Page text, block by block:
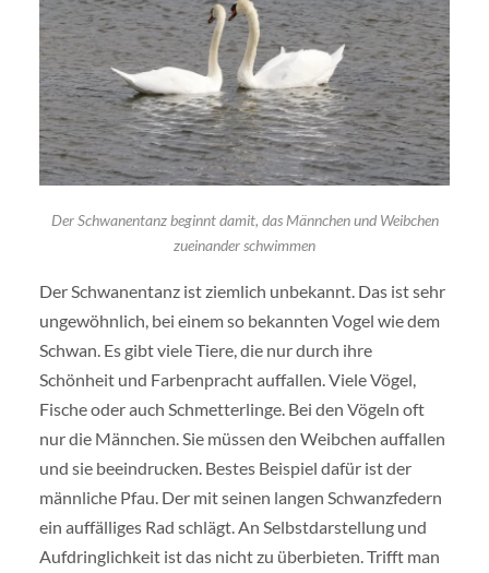
Der Schwanentanz beginnt damit, das Männchen und Weibchen
zueinander schwimmen
Der Schwanentanz ist ziemlich unbekannt. Das ist sehr
ungewöhnlich, bei einem so bekannten Vogel wie dem
Schwan. Es gibt viele Tiere, die nur durch ihre
Schönheit und Farbenpracht auffallen. Viele Vögel,
Fische oder auch Schmetterlinge. Bei den Vögeln oft
nur die Männchen. Sie müssen den Weibchen auffallen
und sie beeindrucken. Bestes Beispiel dafür ist der
männliche Pfau. Der mit seinen langen Schwanzfedern
ein auffälliges Rad schlägt. An Selbstdarstellung und
Aufdringlichkeit ist das nicht zu überbieten. Trifft man